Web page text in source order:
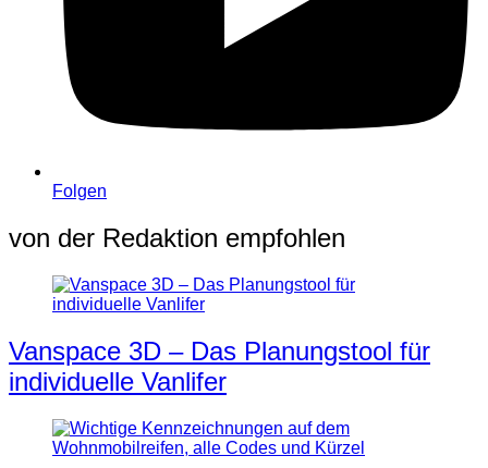
Folgen
von der Redaktion empfohlen
Vanspace 3D – Das Planungstool für
individuelle Vanlifer